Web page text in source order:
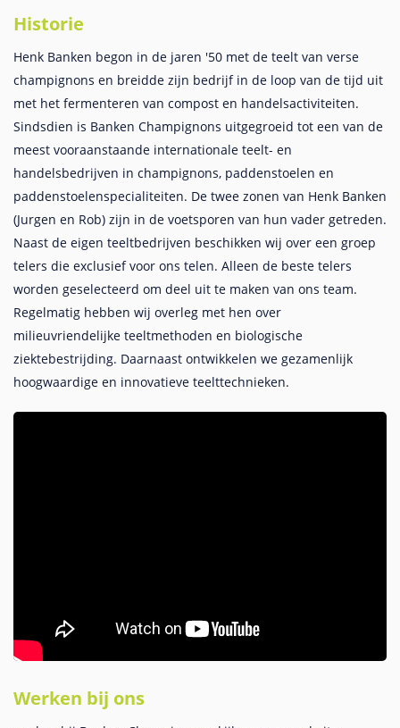
Historie
Henk Banken begon in de jaren '50 met de teelt van verse
champignons en breidde zijn bedrijf in de loop van de tijd uit
met het fermenteren van compost en handelsactiviteiten.
Sindsdien is Banken Champignons uitgegroeid tot een van de
meest vooraanstaande internationale teelt- en
handelsbedrijven in champignons, paddenstoelen en
paddenstoelenspecialiteiten. De twee zonen van Henk Banken
(Jurgen en Rob) zijn in de voetsporen van hun vader getreden.
Naast de eigen teeltbedrijven beschikken wij over een groep
telers die exclusief voor ons telen. Alleen de beste telers
worden geselecteerd om deel uit te maken van ons team.
Regelmatig hebben wij overleg met hen over
milieuvriendelijke teeltmethoden en biologische
ziektebestrijding. Daarnaast ontwikkelen we gezamenlijk
hoogwaardige en innovatieve teelttechnieken.
Werken bij ons